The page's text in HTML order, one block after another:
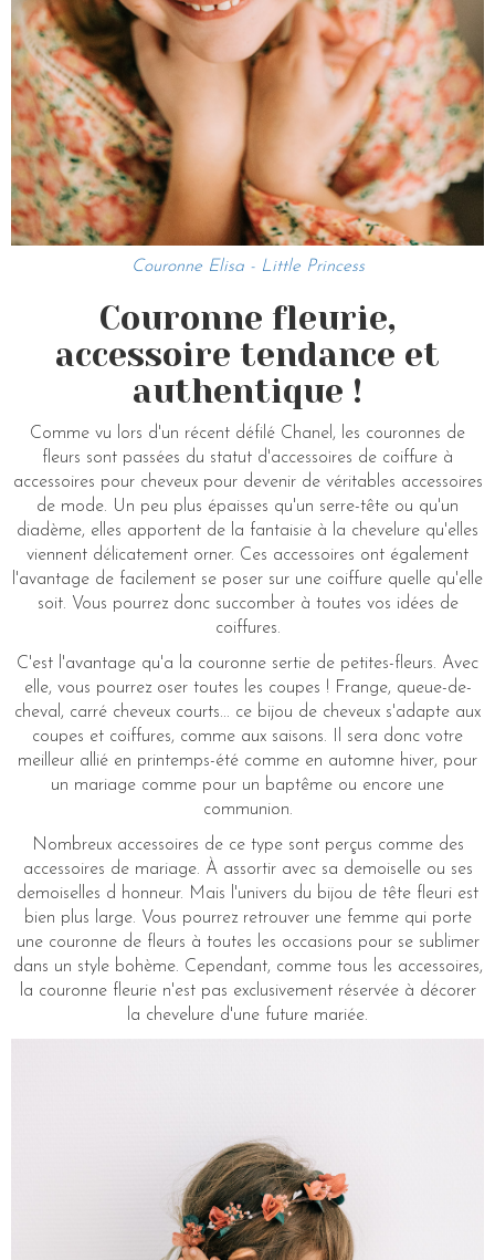
Couronne Elisa - Little Princess
Couronne fleurie,
accessoire tendance et
authentique !
Comme vu lors d'un récent défilé Chanel, les couronnes de
fleurs sont passées du statut d'accessoires de coiffure à
accessoires pour cheveux pour devenir de véritables accessoires
de mode. Un peu plus épaisses qu'un serre-tête ou qu'un
diadème, elles apportent de la fantaisie à la chevelure qu'elles
viennent délicatement orner. Ces accessoires ont également
l'avantage de facilement se poser sur une coiffure quelle qu'elle
soit. Vous pourrez donc succomber à toutes vos idées de
coiffures.
C'est l'avantage qu'a la couronne sertie de petites-fleurs. Avec
elle, vous pourrez oser toutes les coupes ! Frange, queue-de-
cheval, carré cheveux courts... ce bijou de cheveux s'adapte aux
coupes et coiffures, comme aux saisons. Il sera donc votre
meilleur allié en printemps-été comme en automne hiver, pour
un mariage comme pour un baptême ou encore une
communion.
Nombreux accessoires de ce type sont perçus comme des
accessoires de mariage. À assortir avec sa demoiselle ou ses
demoiselles d honneur. Mais l'univers du bijou de tête fleuri est
bien plus large. Vous pourrez retrouver une femme qui porte
une couronne de fleurs à toutes les occasions pour se sublimer
dans un style bohème. Cependant, comme tous les accessoires,
la couronne fleurie n'est pas exclusivement réservée à décorer
la chevelure d'une future mariée.